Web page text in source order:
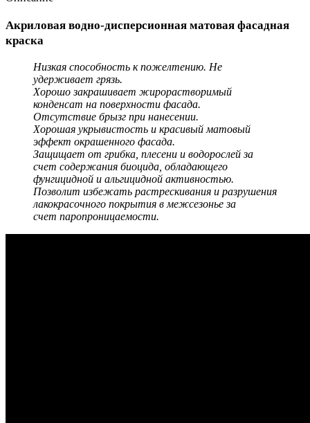
Акриловая водно-дисперсионная матовая фасадная
краска
Низкая способность к пожелтению. Не
удерживает грязь.
Хорошо закрашивает жирорастворимый
конденсат на поверхности фасада.
Отсутствие брызг при нанесении.
Хорошая укрывистость и красивый матовый
эффект окрашенного фасада.
Защищает от грибка, плесени и водорослей за
счет содержания биоцида, обладающего
фунгицидной и альгицидной активностью.
Позволит избежать растрескивания и разрушения
лакокрасочного покрытия в межсезонье за
счет паропроницаемости.